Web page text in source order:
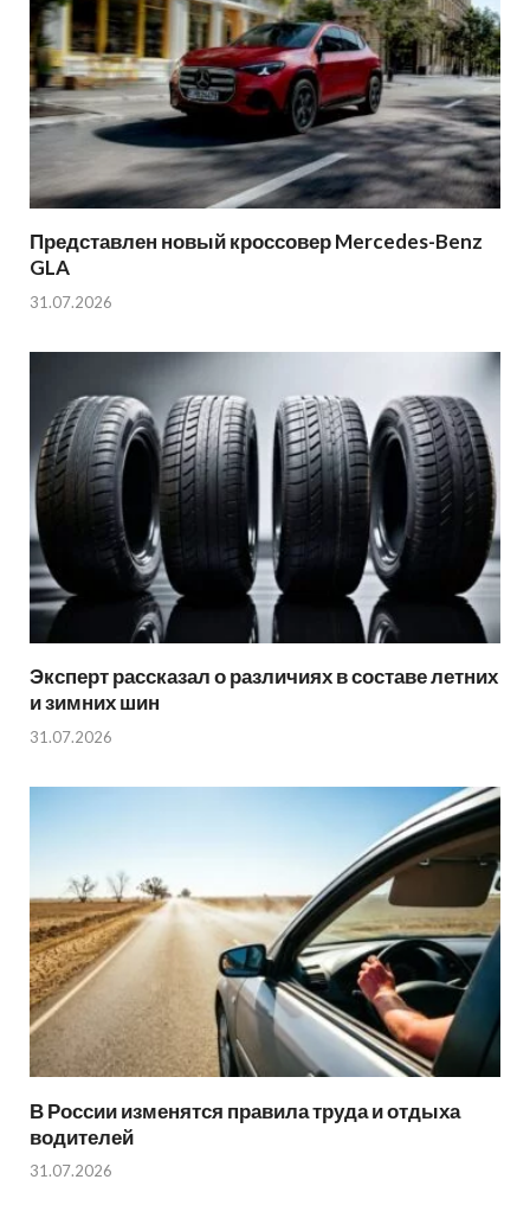
Представлен новый кроссовер Mercedes-Benz
GLA
31.07.2026
Эксперт рассказал о различиях в составе летних
и зимних шин
31.07.2026
В России изменятся правила труда и отдыха
водителей
31.07.2026